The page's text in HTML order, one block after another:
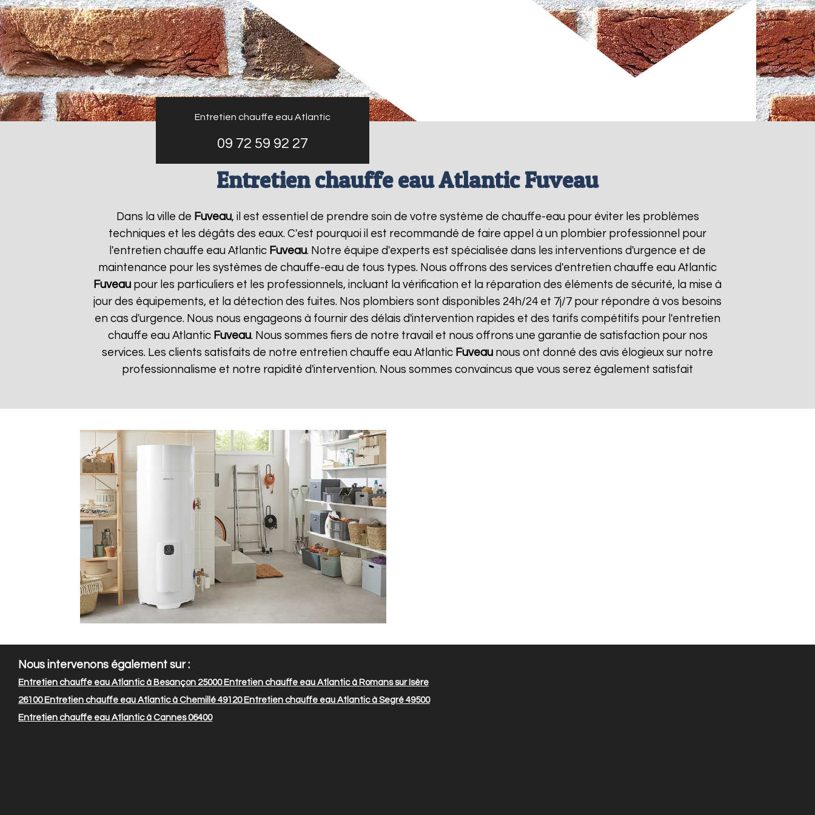
Entretien chauffe eau Atlantic
09 72 59 92 27
Entretien chauffe eau Atlantic Fuveau
Dans la ville de Fuveau, il est essentiel de prendre soin de votre système de chauffe-eau pour éviter les problèmes
techniques et les dégâts des eaux. C'est pourquoi il est recommandé de faire appel à un plombier professionnel pour
l'entretien chauffe eau Atlantic Fuveau. Notre équipe d'experts est spécialisée dans les interventions d'urgence et de
maintenance pour les systèmes de chauffe-eau de tous types. Nous offrons des services d'entretien chauffe eau Atlantic
Fuveau pour les particuliers et les professionnels, incluant la vérification et la réparation des éléments de sécurité, la mise à
jour des équipements, et la détection des fuites. Nos plombiers sont disponibles 24h/24 et 7j/7 pour répondre à vos besoins
en cas d'urgence. Nous nous engageons à fournir des délais d'intervention rapides et des tarifs compétitifs pour l'entretien
chauffe eau Atlantic Fuveau. Nous sommes fiers de notre travail et nous offrons une garantie de satisfaction pour nos
services. Les clients satisfaits de notre entretien chauffe eau Atlantic Fuveau nous ont donné des avis élogieux sur notre
professionnalisme et notre rapidité d'intervention. Nous sommes convaincus que vous serez également satisfait
Nous intervenons également sur :
Entretien chauffe eau Atlantic à Besançon 25000Entretien chauffe eau Atlantic à Romans sur Isère
26100Entretien chauffe eau Atlantic à Chemillé 49120Entretien chauffe eau Atlantic à Segré 49500
Entretien chauffe eau Atlantic à Cannes 06400